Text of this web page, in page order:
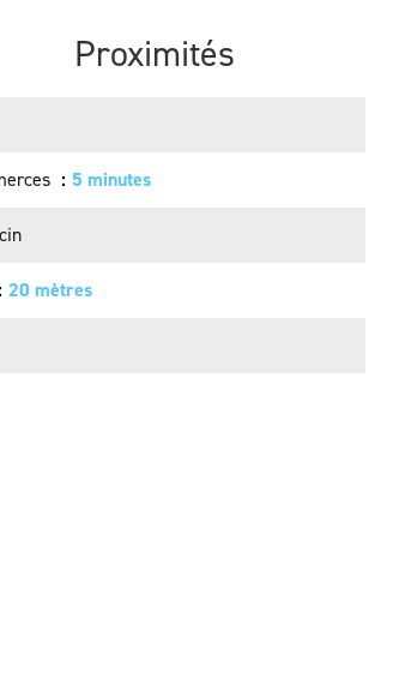
Proximités
5 minutes
20 mètres